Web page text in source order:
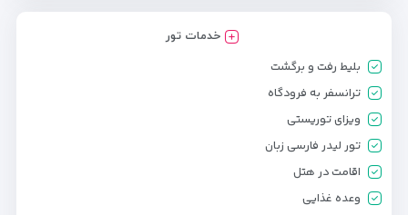
خدمات تور
بلیط رفت و برگشت
ترانسفر به فرودگاه
ویزای توریستی
تور لیدر فارسی زبان
اقامت در هتل
وعده غذایی